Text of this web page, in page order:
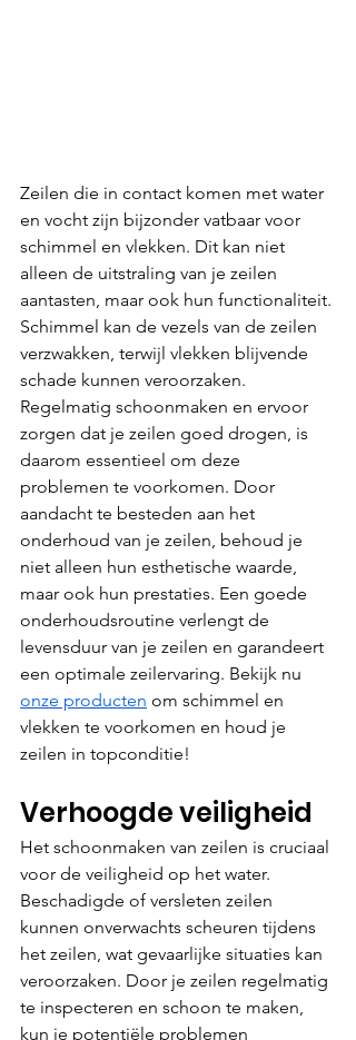
Zeilen die in contact komen met water
en vocht zijn bijzonder vatbaar voor
schimmel en vlekken. Dit kan niet
alleen de uitstraling van je zeilen
aantasten, maar ook hun functionaliteit.
Schimmel kan de vezels van de zeilen
verzwakken, terwijl vlekken blijvende
schade kunnen veroorzaken.
Regelmatig schoonmaken en ervoor
zorgen dat je zeilen goed drogen, is
daarom essentieel om deze
problemen te voorkomen. Door
aandacht te besteden aan het
onderhoud van je zeilen, behoud je
niet alleen hun esthetische waarde,
maar ook hun prestaties. Een goede
onderhoudsroutine verlengt de
levensduur van je zeilen en garandeert
een optimale zeilervaring. Bekijk nu
onze producten om schimmel en
vlekken te voorkomen en houd je
zeilen in topconditie!
Verhoogde veiligheid
Het schoonmaken van zeilen is cruciaal
voor de veiligheid op het water.
Beschadigde of versleten zeilen
kunnen onverwachts scheuren tijdens
het zeilen, wat gevaarlijke situaties kan
veroorzaken. Door je zeilen regelmatig
te inspecteren en schoon te maken,
kun je potentiële problemen